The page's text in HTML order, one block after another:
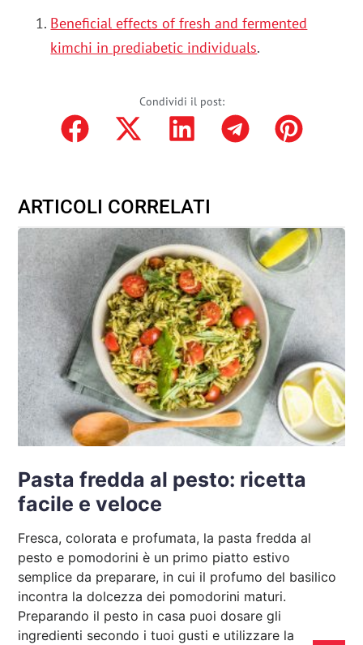
Beneficial effects of fresh and fermented
kimchi in prediabetic individuals.
Condividi il post:
ARTICOLI CORRELATI
Pasta fredda al pesto: ricetta
facile e veloce
Fresca, colorata e profumata, la pasta fredda al
pesto e pomodorini è un primo piatto estivo
semplice da preparare, in cui il profumo del basilico
incontra la dolcezza dei pomodorini maturi.
Preparando il pesto in casa puoi dosare gli
ingredienti secondo i tuoi gusti e utilizzare la